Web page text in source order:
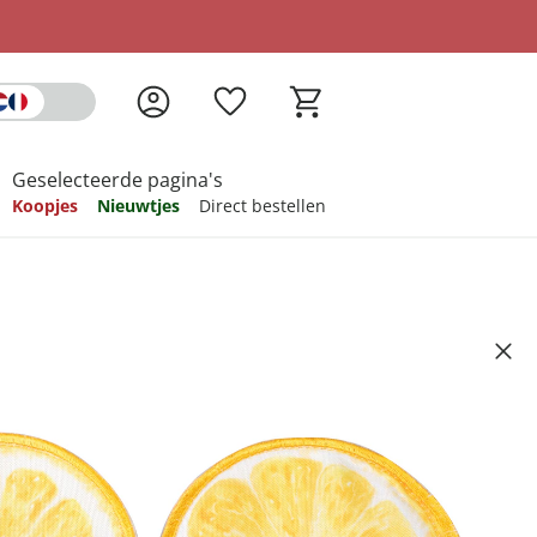
Geselecteerde pagina's
Koopjes Nieuwtjes Direct bestellen